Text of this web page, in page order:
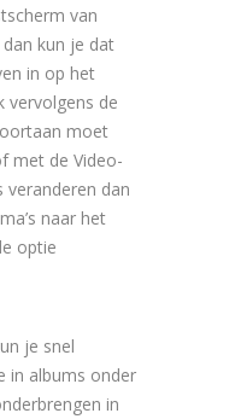
van
kun je dat
in op het
vervolgens de
moet
met de Video-
veranderen dan
naar het
optie
je snel
in albums onder
in